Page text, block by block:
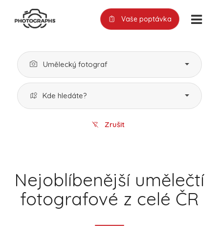
Vaše poptávka
Umělecký fotograf
Kde hledáte?
Zrušit
Nejoblíbenější umělečtí
fotografové z celé ČR